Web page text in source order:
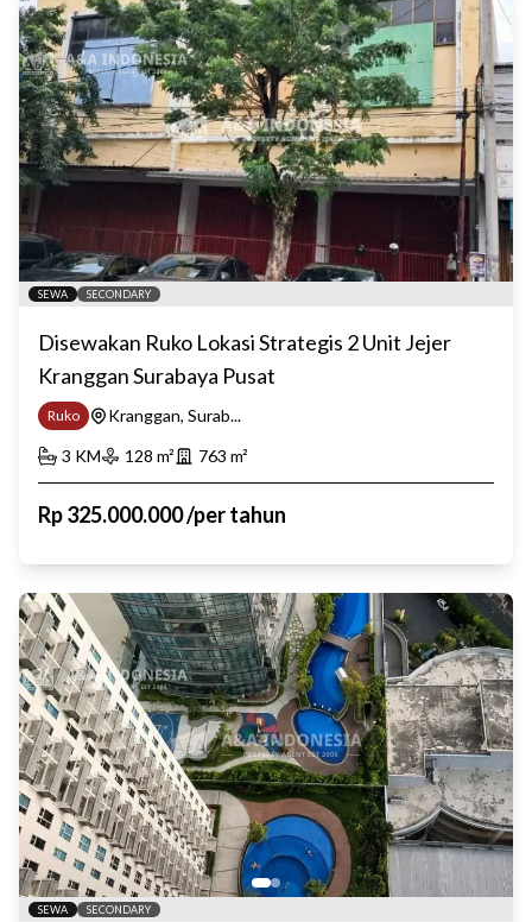
SEWA SECONDARY
Disewakan Ruko Lokasi Strategis 2 Unit Jejer
Kranggan Surabaya Pusat
Ruko
Kranggan, Surab...
3 KM 128 m² 763 m²
Rp325.000.000/per tahun
SEWA SECONDARY